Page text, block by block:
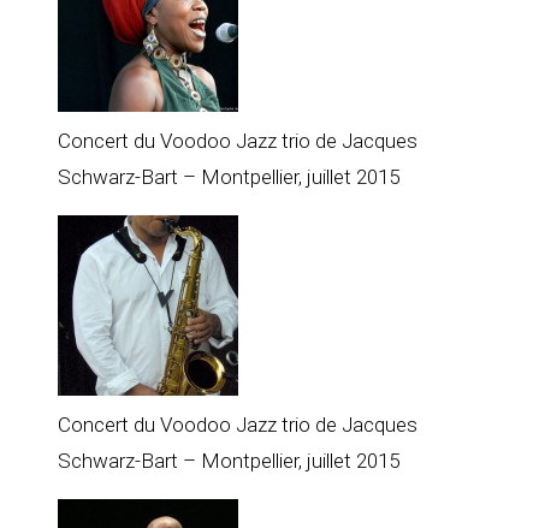
Concert du Voodoo Jazz trio de Jacques
Schwarz-Bart – Montpellier, juillet 2015
Concert du Voodoo Jazz trio de Jacques
Schwarz-Bart – Montpellier, juillet 2015